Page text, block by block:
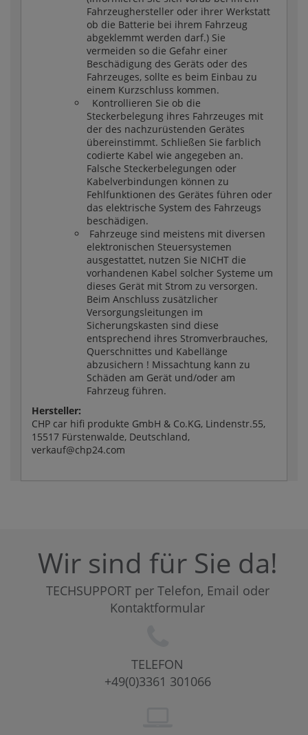
Fahrzeughersteller oder ihrer Werkstatt
ob die Batterie bei ihrem Fahrzeug
abgeklemmt werden darf.) Sie
vermeiden so die Gefahr einer
Beschädigung des Geräts oder des
Fahrzeuges, sollte es beim Einbau zu
einem Kurzschluss kommen.
Kontrollieren Sie ob die
Steckerbelegung ihres Fahrzeuges mit
der des nachzurüstenden Gerätes
übereinstimmt. Schließen Sie farblich
codierte Kabel wie angegeben an.
Falsche Steckerbelegungen oder
Kabelverbindungen können zu
Fehlfunktionen des Gerätes führen oder
das elektrische System des Fahrzeugs
beschädigen.
Fahrzeuge sind meistens mit diversen
elektronischen Steuersystemen
ausgestattet, nutzen Sie NICHT die
vorhandenen Kabel solcher Systeme um
dieses Gerät mit Strom zu versorgen.
Beim Anschluss zusätzlicher
Versorgungsleitungen im
Sicherungskasten sind diese
entsprechend ihres Stromverbrauches,
Querschnittes und Kabellänge
abzusichern ! Missachtung kann zu
Schäden am Gerät und/oder am
Fahrzeug führen.
Hersteller:
CHP car hifi produkte GmbH & Co.KG, Lindenstr.55,
15517 Fürstenwalde, Deutschland,
verkauf@chp24.com
Wir sind für Sie da!
TECHSUPPORT per Telefon, Email oder
Kontaktformular
TELEFON
+49(0)3361 301066